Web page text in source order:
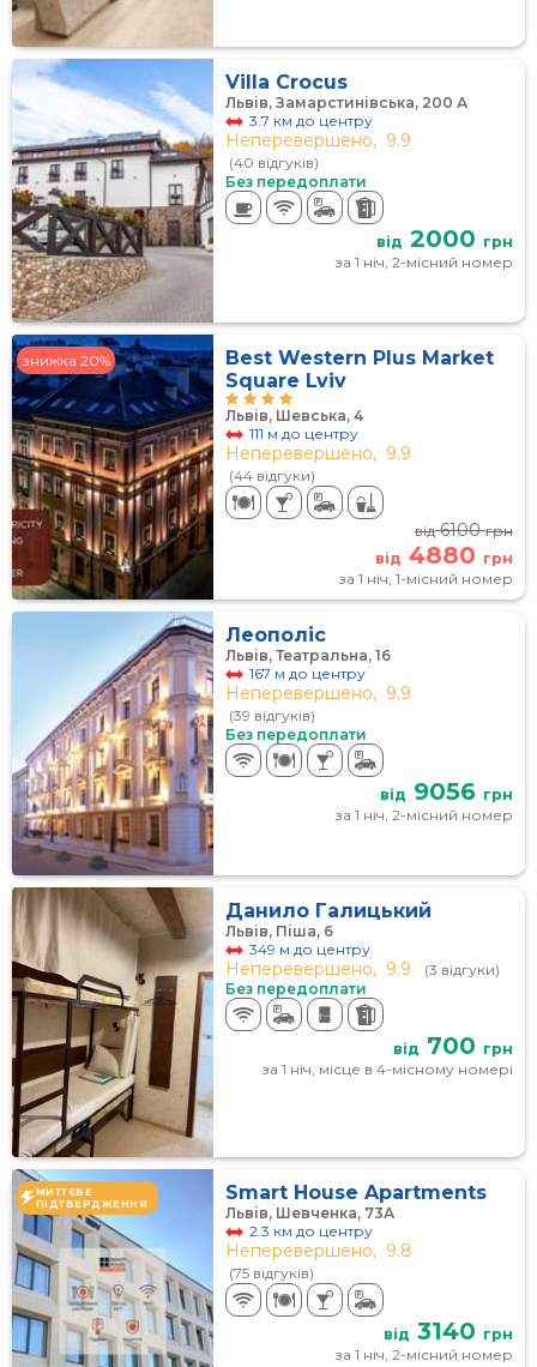
Villa Crocus
Львів, Замарстинівська, 200 А
3.7 км до центру
Неперевершено, 9.9
(40 відгуків)
Без передоплати
від 2000 грн
за 1 ніч, 2-місний номер
знижка 20%
Best Western Plus Market
Square Lviv
Львів, Шевська, 4
111 м до центру
Неперевершено, 9.9
(44 відгуки)
від6100грн
від 4880 грн
за 1 ніч, 1-місний номер
Леополіс
Львів, Театральна, 16
167 м до центру
Неперевершено, 9.9
(39 відгуків)
Без передоплати
від 9056 грн
за 1 ніч, 2-місний номер
Данило Галицький
Львів, Піша, 6
349 м до центру
Неперевершено, 9.9
(3 відгуки)
Без передоплати
від 700 грн
за 1 ніч, місце в 4-місному номері
МИТТЄВЕ
ПІДТВЕРДЖЕННЯ
Smart House Apartments
Львів, Шевченка, 73А
2.3 км до центру
Неперевершено, 9.8
(75 відгуків)
від 3140 грн
за 1 ніч, 2-місний номер